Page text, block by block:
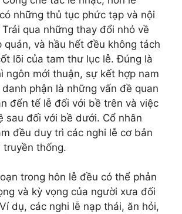
những thủ tục phức tạp và nội
qua những thay đổi nhỏ về
quán, và hầu hết đều không tách
lõi của tam thư lục lễ. Đúng là
ngôn mới thuận, sự kết hợp nam
phận là những vấn đề quan
đến tế lễ đối với bề trên và việc
sau đối với bề dưới. Cổ nhân
đều duy trì các nghi lễ cơ bản
truyền thống.
trong hôn lễ đều có thể phản
và kỳ vọng của người xưa đối
dụ, các nghi lễ nạp thái, ăn hỏi,